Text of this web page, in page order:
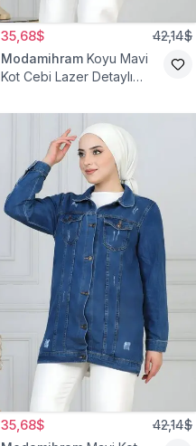
35,68$ 42,14$
Modamihram Koyu Mavi
Kot Cebi Lazer Detaylı
35,68$ 42,14$